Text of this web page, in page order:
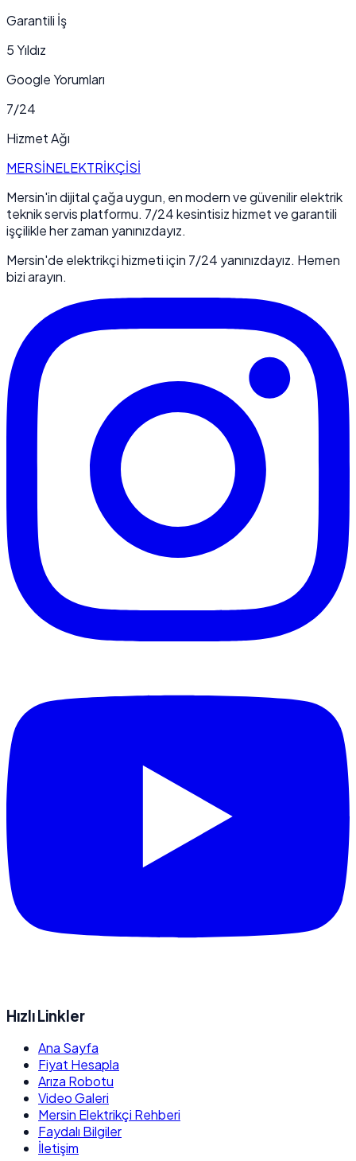
Garantili İş
5 Yıldız
Google Yorumları
7/24
Hizmet Ağı
MERSİNELEKTRİKÇİSİ
Mersin'in dijital çağa uygun, en modern ve güvenilir elektrik
teknik servis platformu. 7/24 kesintisiz hizmet ve garantili
işçilikle her zaman yanınızdayız.
Mersin'de elektrikçi hizmeti için 7/24 yanınızdayız. Hemen
bizi arayın.
Hızlı Linkler
Ana Sayfa
Fiyat Hesapla
Arıza Robotu
Video Galeri
Mersin Elektrikçi Rehberi
Faydalı Bilgiler
İletişim